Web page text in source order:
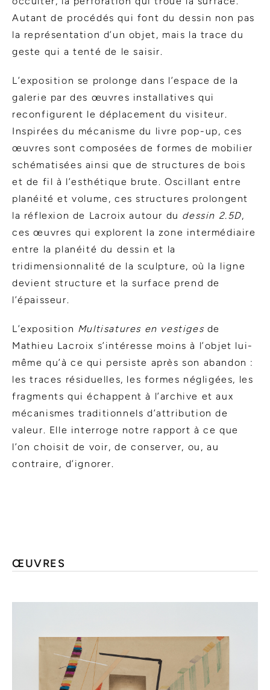
Autant de procédés qui font du dessin non pas
la représentation d’un objet, mais la trace du
geste qui a tenté de le saisir.
L’exposition se prolonge dans l’espace de la
galerie par des œuvres installatives qui
reconfigurent le déplacement du visiteur.
Inspirées du mécanisme du livre pop-up, ces
œuvres sont composées de formes de mobilier
schématisées ainsi que de structures de bois
et de fil à l’esthétique brute. Oscillant entre
planéité et volume, ces structures prolongent
la réflexion de Lacroix autour du dessin 2.5D,
ces œuvres qui explorent la zone intermédiaire
entre la planéité du dessin et la
tridimensionnalité de la sculpture, où la ligne
devient structure et la surface prend de
l’épaisseur.
L’exposition Multisatures en vestigesde
Mathieu Lacroix s’intéresse moins à l’objet lui-
même qu’à ce qui persiste après son abandon :
les traces résiduelles, les formes négligées, les
fragments qui échappent à l’archive et aux
mécanismes traditionnels d’attribution de
valeur. Elle interroge notre rapport à ce que
l’on choisit de voir, de conserver, ou, au
contraire, d’ignorer.
ŒUVRES